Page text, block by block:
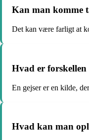
Kan man komme
Det kan være farligt at
Hvad er forskellen
En gejser er en kilde,
Hvad kan man